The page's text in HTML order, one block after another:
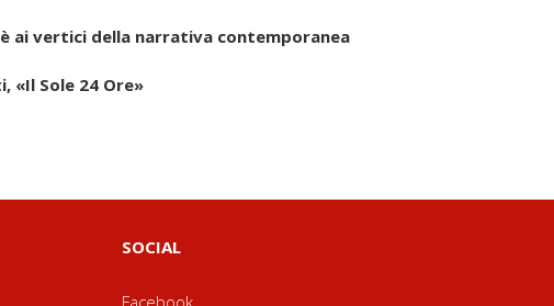
ai vertici della narrativa contemporanea
«Il Sole 24 Ore»
SOCIAL
Facebook